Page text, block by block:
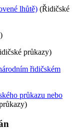
lhůtě) (Řidičské
průkazy)
řidičském
průkazu nebo